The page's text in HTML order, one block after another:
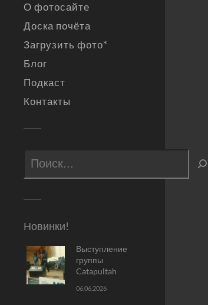
О фотосайте
Доска почёта
Загрузить фото*
Блог
Подкаст
Контакты
Новинки!
Выступление
группы
Catapultah
06.06.2026